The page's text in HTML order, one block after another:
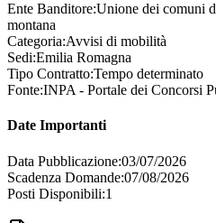
Ente Banditore:Unione dei comuni
montana
Categoria:Avvisi di mobilità
Sedi:Emilia Romagna
Tipo Contratto:Tempo determinato
Fonte:INPA - Portale dei Concorsi
Date Importanti
Data Pubblicazione:03/07/2026
Scadenza Domande:07/08/2026
Posti Disponibili:1